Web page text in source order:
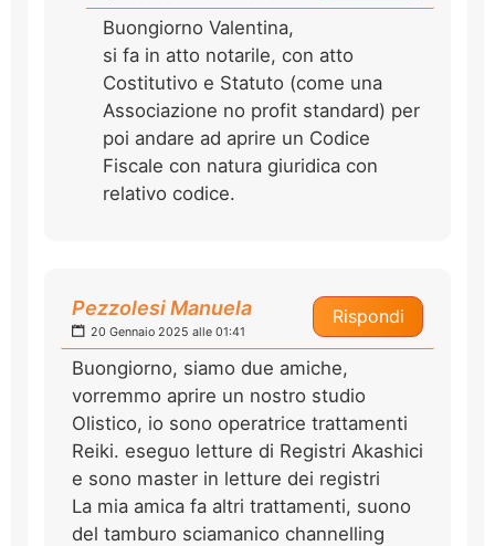
Buongiorno Valentina,
si fa in atto notarile, con atto
Costitutivo e Statuto (come una
Associazione no profit standard) per
poi andare ad aprire un Codice
Fiscale con natura giuridica con
relativo codice.
Rispondi
Pezzolesi Manuela
20 Gennaio 2025 alle 01:41
Buongiorno, siamo due amiche,
vorremmo aprire un nostro studio
Olistico, io sono operatrice trattamenti
Reiki. eseguo letture di Registri Akashici
e sono master in letture dei registri
La mia amica fa altri trattamenti, suono
del tamburo sciamanico channelling